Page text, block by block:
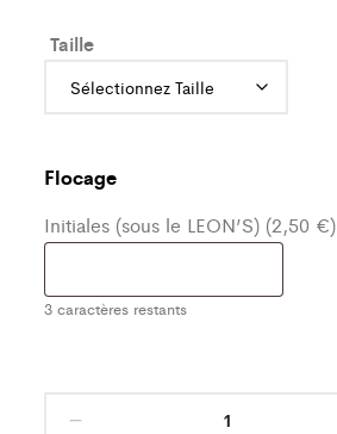
Taille
Flocage
Initiales (sous le LEON’S) (2,50 €)
3 caractères restants